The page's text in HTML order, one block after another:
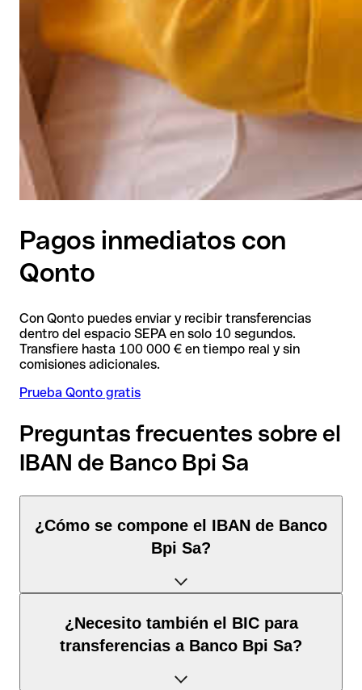
Pagos inmediatos con
Qonto
Con Qonto puedes enviar y recibir transferencias
dentro del espacio SEPA en solo 10 segundos.
Transfiere hasta 100 000 € en tiempo real y sin
comisiones adicionales.
Prueba Qonto gratis
Preguntas frecuentes sobre el
IBAN de Banco Bpi Sa
¿Cómo se compone el IBAN de Banco
Bpi Sa?
compone detres elementos:
(posición 1–2): Portugal identifica
¿Necesito también el BIC para
transferencias a Banco Bpi Sa?